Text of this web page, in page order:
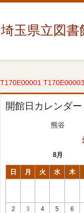
埼玉県立図書
T170E00001
開館日カレンダー
熊谷
8月
日 月 火 水 木
2
3
4 5 6